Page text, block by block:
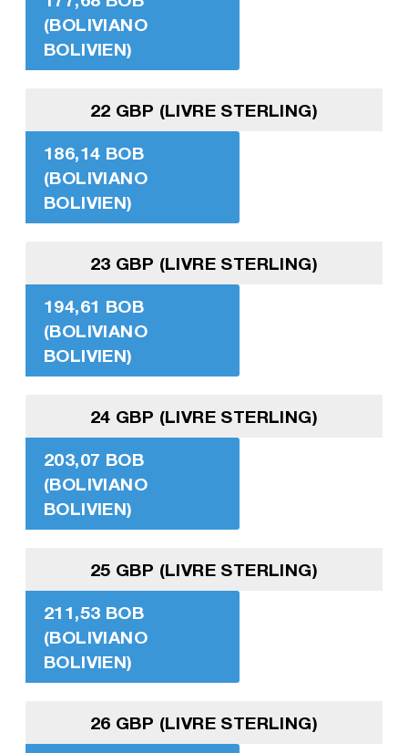
(BOLIVIANO
BOLIVIEN)
22 GBP (LIVRE STERLING)
186,14 BOB
(BOLIVIANO
BOLIVIEN)
23 GBP (LIVRE STERLING)
194,61 BOB
(BOLIVIANO
BOLIVIEN)
24 GBP (LIVRE STERLING)
203,07 BOB
(BOLIVIANO
BOLIVIEN)
25 GBP (LIVRE STERLING)
211,53 BOB
(BOLIVIANO
BOLIVIEN)
26 GBP (LIVRE STERLING)